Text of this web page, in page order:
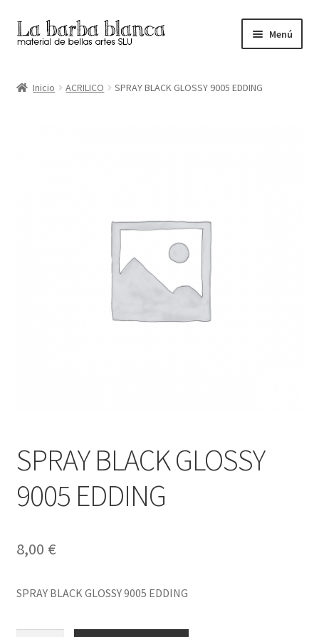
Ir
a
navegación
Ir
al
Menú
Inicio ACRILICO SPRAY BLACK GLOSSY 9005 EDDING
SPRAY BLACK GLOSSY
9005 EDDING
8,00 €
SPRAY BLACK GLOSSY 9005 EDDING